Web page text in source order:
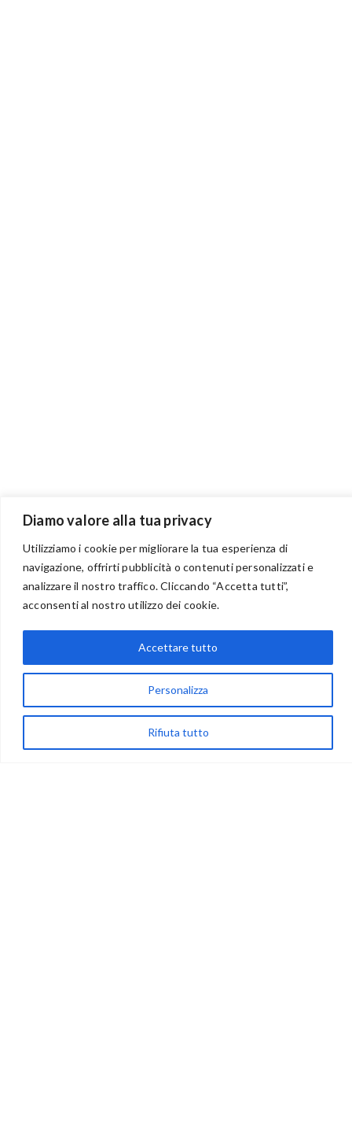
Diamo valore alla tua privacy
Utilizziamo i cookie per migliorare la tua esperienza di
navigazione, offrirti pubblicità o contenuti personalizzati e
analizzare il nostro traffico. Cliccando “Accetta tutti”,
acconsenti al nostro utilizzo dei cookie.
Personalizza
Rifiuta tutto
Accettare tutto
BENVENUTI NEL PORTALE RIVENDITORI
via Acqua delle Noci 12
83024 Monteforte Irpino (AV)
(+39) 081-7777233